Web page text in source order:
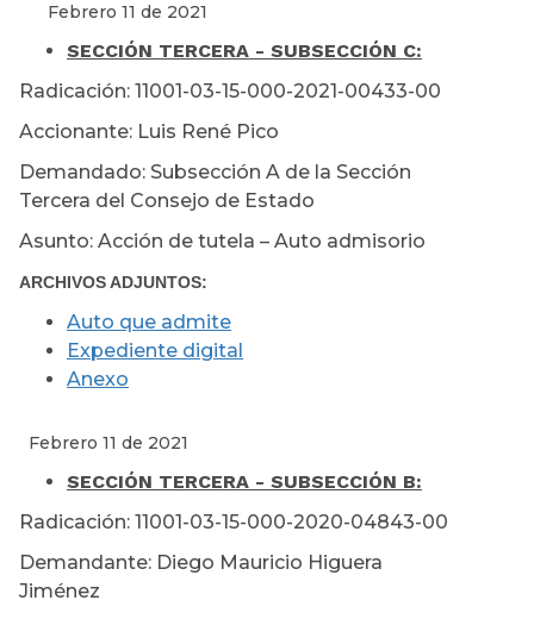
Febrero 11 de 2021
SECCIÓN TERCERA - SUBSECCIÓN C:
Radicación: 11001-03-15-000-2021-00433-00
Accionante: Luis René Pico
Demandado: Subsección A de la Sección
Tercera del Consejo de Estado
Asunto: Acción de tutela – Auto admisorio
ARCHIVOS ADJUNTOS:
Auto que admite
Expediente digital
Anexo
Febrero 11 de 2021
SECCIÓN TERCERA - SUBSECCIÓN B:
Radicación: 11001-03-15-000-2020-04843-00
Demandante: Diego Mauricio Higuera
Jiménez